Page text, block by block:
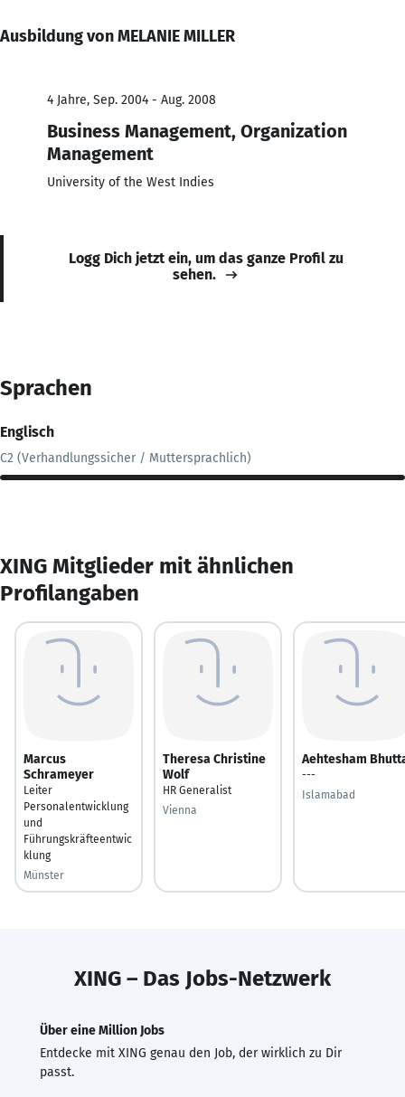
Ausbildung von MELANIE MILLER
4 Jahre, Sep. 2004 - Aug. 2008
Business Management, Organization
Management
University of the West Indies
Logg Dich jetzt ein, um das ganze Profil zu
sehen.
Sprachen
Englisch
C2 (Verhandlungssicher / Muttersprachlich)
XING Mitglieder mit ähnlichen
Profilangaben
Marcus
Schrameyer
Leiter
Personalentwicklung
und
Führungskräfteentwic
klung
Münster
Theresa Christine
Wolf
HR Generalist
Vienna
Aehtesham
---
Islamabad
XING – Das Jobs-Netzwerk
Über eine Million Jobs
Entdecke mit XING genau den Job, der wirklich zu Dir
passt.